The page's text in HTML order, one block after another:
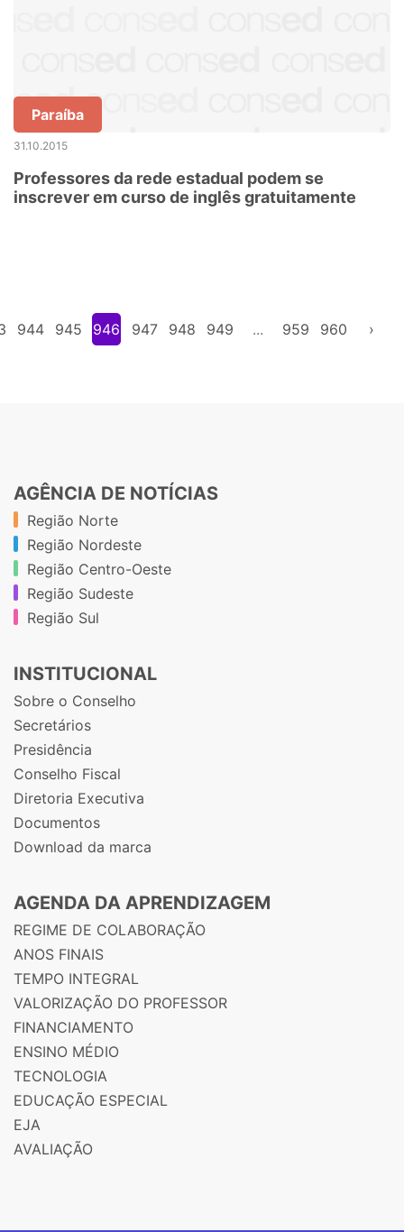
Paraíba
31.10.2015
Professores da rede estadual podem se
inscrever em curso de inglês gratuitamente
944 945 946 947 948 949 ... 959 960 ›
AGÊNCIA DE NOTÍCIAS
Região Norte
Região Nordeste
Região Centro-Oeste
Região Sudeste
Região Sul
INSTITUCIONAL
Sobre o Conselho
Secretários
Presidência
Conselho Fiscal
Diretoria Executiva
Documentos
Download da marca
AGENDA DA APRENDIZAGEM
REGIME DE COLABORAÇÃO
ANOS FINAIS
TEMPO INTEGRAL
VALORIZAÇÃO DO PROFESSOR
FINANCIAMENTO
ENSINO MÉDIO
TECNOLOGIA
EDUCAÇÃO ESPECIAL
EJA
AVALIAÇÃO